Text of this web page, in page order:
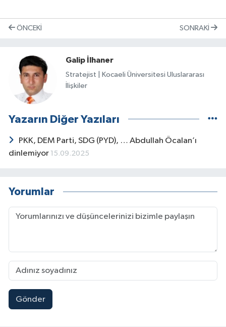
ÖNCEKI SONRAKI
Galip İlhaner
Stratejist | Kocaeli Üniversitesi Uluslararası
İlişkiler
Yazarın Diğer Yazıları
PKK, DEM Parti, SDG (PYD), … Abdullah Öcalan’ı
dinlemiyor 15.09.2025
Yorumlar
Gönder